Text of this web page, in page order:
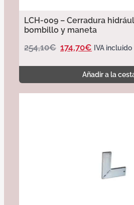
LCH-009 – Cerradura
bombillo y maneta
254,10€ 174,70€ IVA incluido
Añadir a la